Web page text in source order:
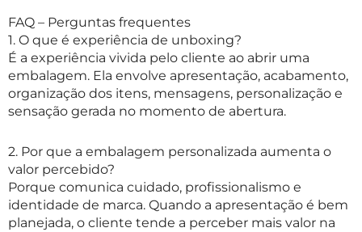
FAQ – Perguntas frequentes
1. O que é experiência de unboxing?
É a experiência vivida pelo cliente ao abrir uma
embalagem. Ela envolve apresentação, acabamento,
organização dos itens, mensagens, personalização e
sensação gerada no momento de abertura.
2. Por que a embalagem personalizada aumenta o
valor percebido?
Porque comunica cuidado, profissionalismo e
identidade de marca. Quando a apresentação é bem
planejada, o cliente tende a perceber mais valor na